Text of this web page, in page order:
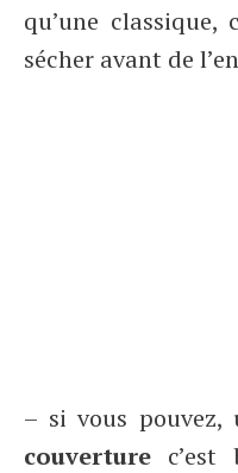
qu’une
sécher avant de
– si vous pouvez,
couverture